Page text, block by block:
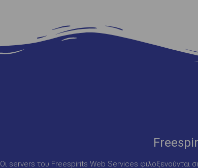
Οι servers του Freespirits Web Services φιλοξενούνται